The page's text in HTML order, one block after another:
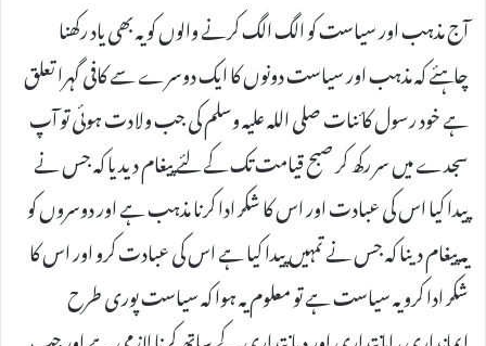
آج مذہب اور سیاست کو الگ الگ کرنے والوں کو یہ بھی یاد رکھنا
چاہئے کہ مذہب اور سیاست دونوں کا ایک دوسرے سے کافی گہرا تعلق
ہے خود رسول کائنات صلی اللہ علیہ وسلم کی جب ولادت ہوئی تو آپ
سجدے میں سر رکھ کر صبح قیامت تک کے لئے پیغام دیدیا کہ جس نے
پیدا کیا اس کی عبادت اور اس کا شکر ادا کرنا مذہب ہے اور دوسروں کو
یہ پیغام دینا کہ جس نے تمہیں پیدا کیا ہے اس کی عبادت کرو اور اس کا
شکر ادا کرو یہ سیاست ہے تو معلوم یہ ہوا کہ سیاست پوری طرح